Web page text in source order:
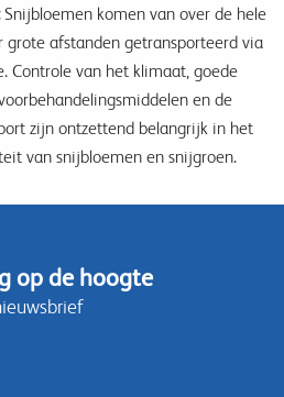
Snijbloemen komen van over de hele
grote afstanden getransporteerd via
Controle van het klimaat, goede
en de
zijn ontzettend belangrijk in het
van snijbloemen en snijgroen.
op de hoogte